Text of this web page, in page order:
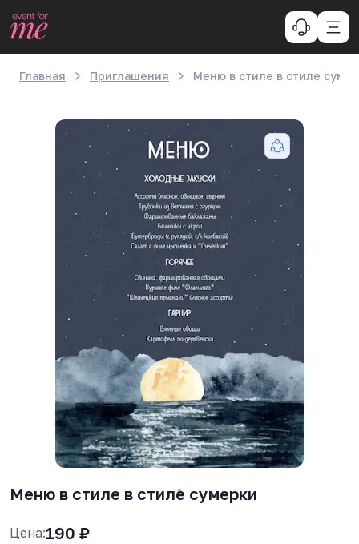
Главная Приглашения Меню в стиле в стиле
Меню в стиле в стиле сумерки
Цена:190 ₽